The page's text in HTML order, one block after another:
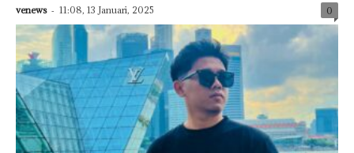
venews - 11:08, 13 Januari, 2025 0